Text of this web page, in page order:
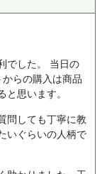
した。
当日の
らの購入は商品
思います。
問しても丁寧に教
いぐらいの人柄で